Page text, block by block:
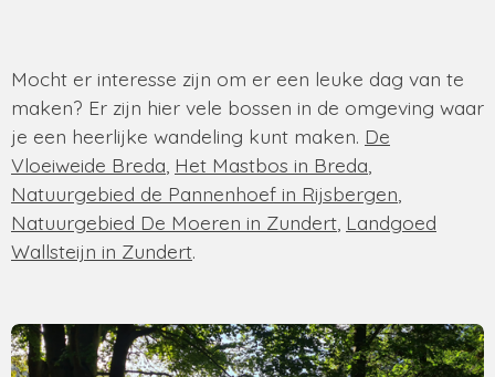
Mocht er interesse zijn om er een leuke dag van te
maken? Er zijn hier vele bossen in de omgeving waar
je een heerlijke wandeling kunt maken. De
Vloeiweide Breda Het Mastbos in Breda
Natuurgebied de Pannenhoef in Rijsbergen
Natuurgebied De Moeren in Zundert Landgoed
Wallsteijn in Zundert.